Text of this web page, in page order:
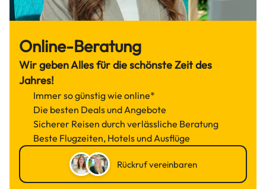
Online-Beratung
Wir geben Alles für die schönste Zeit des
Jahres!
Immer so günstig wie online*
Die besten Deals und Angebote
Sicherer Reisen durch verlässliche Beratung
Beste Flugzeiten, Hotels und Ausflüge
Rückruf vereinbaren